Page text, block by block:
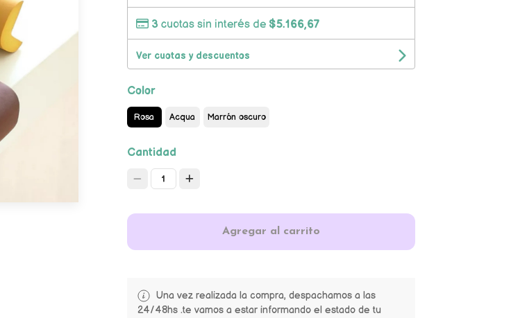
3 cuotas sin interés de $5.166,67
Ver cuotas y descuentos
Color
Rosa Acqua Marrón oscuro
Cantidad
1
Agregar al carrito
Una vez realizada la compra, despachamos a las
24/48hs .te vamos a estar informando el estado de tu